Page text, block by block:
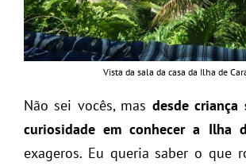
Vista da sala da casa da Ilha de
Não sei vocês, mas desde criança
curiosidade em conhecer a Ilha
exageros. Eu queria saber o que